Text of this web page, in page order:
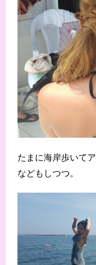
たまに海岸歩いて
などもしつつ。